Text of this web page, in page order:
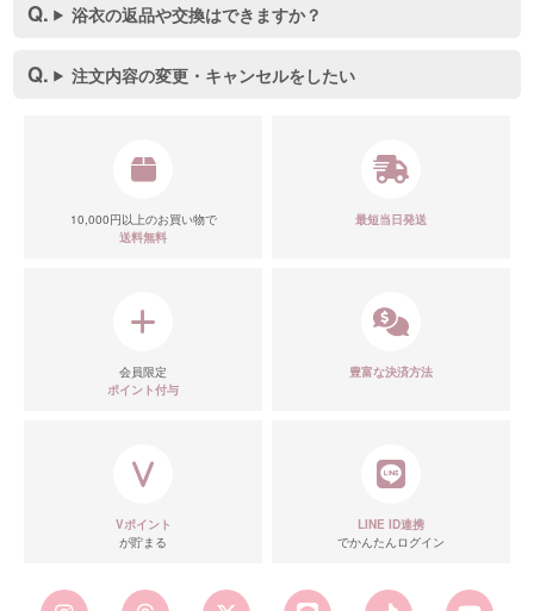
浴衣の返品や交換はできますか？
注文内容の変更・キャンセルをしたい
10,000円以上のお買い物で
送料無料
最短当日発送
会員限定
ポイント付与
豊富な決済方法
Vポイント
が貯まる
LINE ID連携
でかんたんログイン